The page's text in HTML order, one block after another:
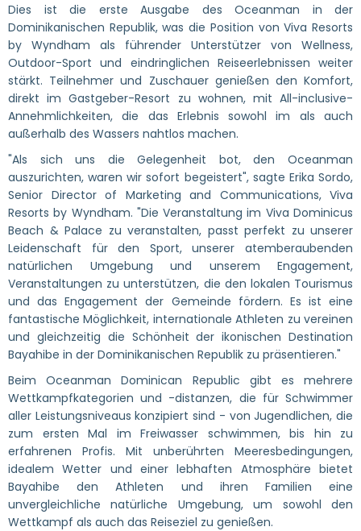
Dies ist die erste Ausgabe des Oceanman in der
Dominikanischen Republik, was die Position von Viva Resorts
by Wyndham als führender Unterstützer von Wellness,
Outdoor-Sport und eindringlichen Reiseerlebnissen weiter
stärkt. Teilnehmer und Zuschauer genießen den Komfort,
direkt im Gastgeber-Resort zu wohnen, mit All-inclusive-
Annehmlichkeiten, die das Erlebnis sowohl im als auch
außerhalb des Wassers nahtlos machen.
"Als sich uns die Gelegenheit bot, den Oceanman
auszurichten, waren wir sofort begeistert", sagte Erika Sordo,
Senior Director of Marketing and Communications, Viva
Resorts by Wyndham. "Die Veranstaltung im Viva Dominicus
Beach & Palace zu veranstalten, passt perfekt zu unserer
Leidenschaft für den Sport, unserer atemberaubenden
natürlichen Umgebung und unserem Engagement,
Veranstaltungen zu unterstützen, die den lokalen Tourismus
und das Engagement der Gemeinde fördern. Es ist eine
fantastische Möglichkeit, internationale Athleten zu vereinen
und gleichzeitig die Schönheit der ikonischen Destination
Bayahibe in der Dominikanischen Republik zu präsentieren."
Beim Oceanman Dominican Republic gibt es mehrere
Wettkampfkategorien und -distanzen, die für Schwimmer
aller Leistungsniveaus konzipiert sind - von Jugendlichen, die
zum ersten Mal im Freiwasser schwimmen, bis hin zu
erfahrenen Profis. Mit unberührten Meeresbedingungen,
idealem Wetter und einer lebhaften Atmosphäre bietet
Bayahibe den Athleten und ihren Familien eine
unvergleichliche natürliche Umgebung, um sowohl den
Wettkampf als auch das Reiseziel zu genießen.